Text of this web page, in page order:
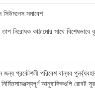
সিউমলেস সমাবেশ
তাপ নিরোধক কাঠামোর সাথে
জন্য প্রকৌশলী পরিবেশ বান্ধব
আনুষাঙ্গিকগুলি